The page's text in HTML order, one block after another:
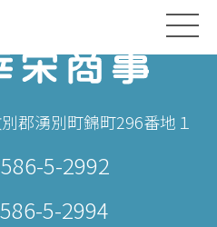
郡湧別町錦町296番地１
5-2992
5-2994